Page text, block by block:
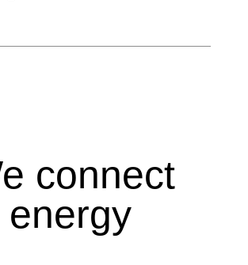
connect
energy